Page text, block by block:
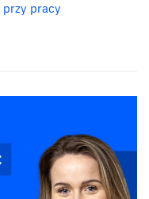
przy pracy